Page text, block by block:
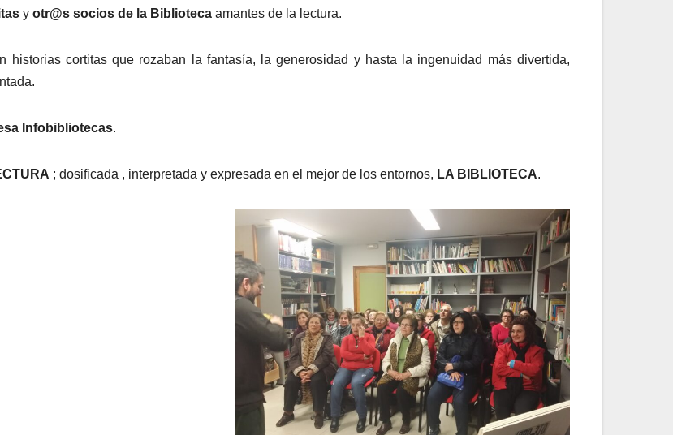
y otr@s socios de la Biblioteca amantes de la lectura.
cortitas que rozaban la fantasía, la generosidad y hasta la ingenuidad más divertida,
Infobibliotecas.
; dosificada , interpretada y expresada en el mejor de los entornos, LA BIBLIOTECA.